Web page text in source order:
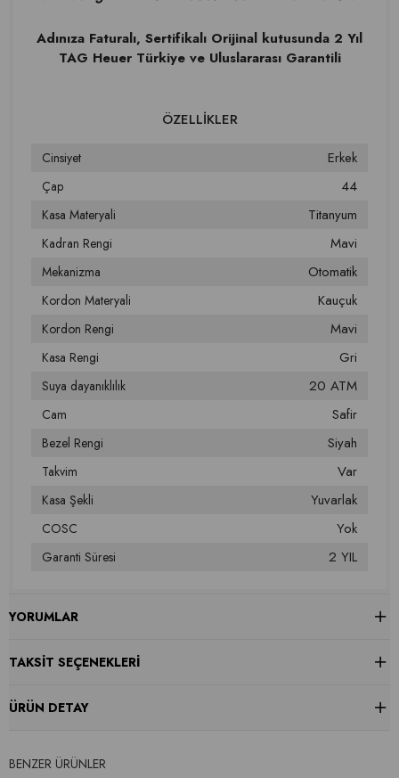
Adınıza Faturalı, Sertifikalı Orijinal kutusunda 2 Yıl
TAG Heuer Türkiye ve Uluslararası Garantili
Cinsiyet Erkek
Çap 44
Kasa Materyali Titanyum
Kadran Rengi Mavi
Mekanizma Otomatik
Kordon Materyali Kauçuk
Kordon Rengi Mavi
Kasa Rengi Gri
Suya dayanıklılık 20 ATM
Cam Safir
Bezel Rengi Siyah
Takvim Var
Kasa Şekli Yuvarlak
COSC Yok
Garanti Süresi 2 YIL
YORUMLAR
TAKSIT SEÇENEKLERI
ÜRÜN DETAY
BENZER ÜRÜNLER